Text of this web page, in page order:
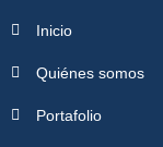
Inicio
Quiénes somos
Portafolio